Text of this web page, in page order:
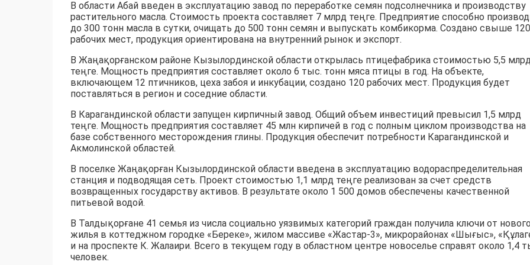
В области Абай введен в эксплуатацию завод по переработке семян подсолнечника и производству
растительного масла. Стоимость проекта составляет 7 млрд теңге. Предприятие способно
до 300 тонн масла в сутки, очищать до 500 тонн семян и выпускать комбикорма. Создано свыше 120
рабочих мест, продукция ориентирована на внутренний рынок и экспорт.
В Жаңақорғанском районе Кызылординской области открылась птицефабрика стоимостью 5,5
теңге. Мощность предприятия составляет около 6 тыс. тонн мяса птицы в год. На объекте,
включающем 12 птичников, цеха забоя и инкубации, создано 120 рабочих мест. Продукция будет
поставляться в регион и соседние области.
В Карагандинской области запущен кирпичный завод. Общий объем инвестиций превысил 1,5 млрд
теңге. Мощность предприятия составляет 45 млн кирпичей в год с полным циклом производства на
базе собственного месторождения глины. Продукция обеспечит потребности Карагандинской и
Акмолинской областей.
В поселке Жаңақорған Кызылординской области введена в эксплуатацию водораспределительная
станция и подводящая сеть. Проект стоимостью 1,1 млрд теңге реализован за счет средств
возвращенных государству активов. В результате около 1 500 домов обеспечены качественной
питьевой водой.
В Талдықорғане 41 семья из числа социально уязвимых категорий граждан получила ключи от нового
жилья в коттеджном городке «Береке», жилом массиве «Жастар-3», микрорайонах «Шығыс»,
и на проспекте К. Жалаири. Всего в текущем году в областном центре новоселье справят около 1,4
человек.